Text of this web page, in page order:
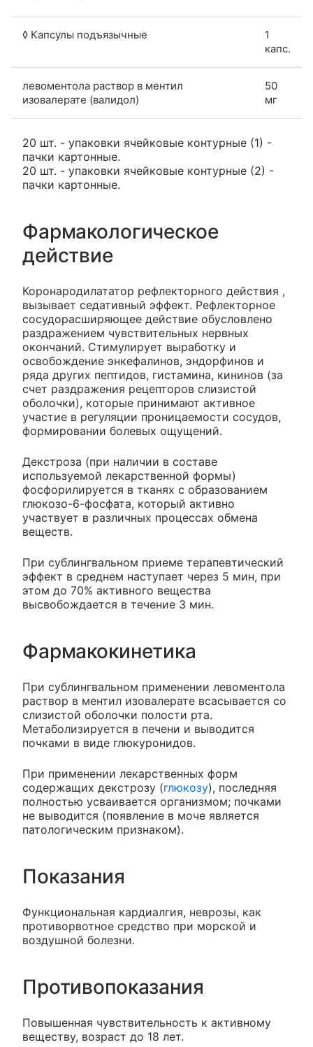
◊ Капсулы подъязычные
1
капс.
левоментола раствор в ментил
изовалерате (валидол)
50
мг
20 шт. - упаковки ячейковые контурные (1) -
пачки картонные.
20 шт. - упаковки ячейковые контурные (2) -
пачки картонные.
Фармакологическое
действие
Коронародилататор рефлекторного действия ,
вызывает седативный эффект. Рефлекторное
сосудорасширяющее действие обусловлено
раздражением чувствительных нервных
окончаний. Стимулирует выработку и
освобождение энкефалинов, эндорфинов и
ряда других пептидов, гистамина, кининов (за
счет раздражения рецепторов слизистой
оболочки), которые принимают активное
участие в регуляции проницаемости сосудов,
формировании болевых ощущений.
Декстроза (при наличии в составе
используемой лекарственной формы)
фосфорилируется в тканях с образованием
глюкозо-6-фосфата, который активно
участвует в различных процессах обмена
веществ.
При сублингвальном приеме терапевтический
эффект в среднем наступает через 5 мин, при
этом до 70% активного вещества
высвобождается в течение 3 мин.
Фармакокинетика
При сублингвальном применении левоментола
раствор в ментил изовалерате всасывается со
слизистой оболочки полости рта.
Метаболизируется в печени и выводится
почками в виде глюкуронидов.
При применении лекарственных форм
содержащих декстрозу (глюкозу), последняя
полностью усваивается организмом; почками
не выводится (появление в моче является
патологическим признаком).
Показания
Функциональная кардиалгия, неврозы, как
противорвотное средство при морской и
воздушной болезни.
Противопоказания
Повышенная чувствительность к активному
веществу, возраст до 18 лет.